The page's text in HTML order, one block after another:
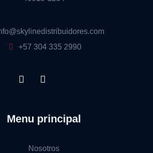
+57 304 335 2990
Menu principal
Nosotros